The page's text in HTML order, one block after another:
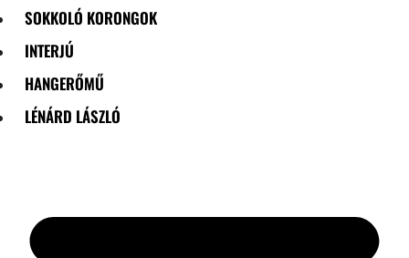
SOKKOLÓ KORONGOK
INTERJÚ
HANGERŐMŰ
LÉNÁRD LÁSZLÓ